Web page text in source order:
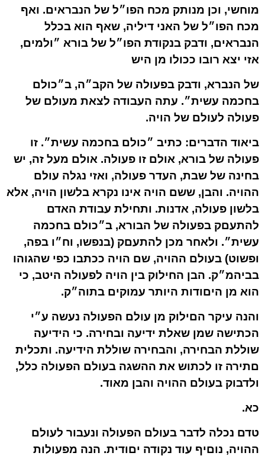
מוחשי, וכן מנותק מכח הפו״ל של הנבראים. ואף
מכח הפו״ל של האני דיליה, שאף הוא בכלל
הנבראים, ודבק בנקודת הפו״ל של בורא ״ולמים,
אזי יצא רובו ככולו מן היש
של הנברא, ודבק בפעולה של הקב״ה, ב״כולם
בחכמה עשית״. עתה העבודה לצאת מעולם של
פעולה לעולם של הויה.
ביאוד הדברים: כתיב ״כולם בחכמה עשית״. זו
פעולה של בורא, אולם זו פעולה. אולם מעל זה, יש
בחינה של שבת, העדר פעולה, ואזי נגלה עולם
ההויה. והבן, ששם הויה אינו נקרא בלשון הויה, אלא
בלשון פעולה, אדנות. ותחילת עבודת האדם
להתעםק בפעולה של הבורא, ב״כולם בחכמה
עשית״. ולאחר מכן להתעםק (בנפשו, וח״ו בפה,
ופשוט) בעולם ההויה, שם הויה ככתבו כפי שהגוהו
בביהמ״ק. הבן החילוק בין הויה לפעולה היטב, כי
הוא מן היםודות היותר עמוקים בתוה״ק.
והנה עיקר הםילוק מן עולם הפעולה נעשה ע״י
הכתישה שמן שאלת ידיעה ובחירה. כי הידיעה
שוללת הבחירה, והבחירה שוללת הידיעה. ותכלית
םתירה זו לכתוש את ההשגה בעולם הפעולה כלל,
ולדבוק בעולם ההויה והבן מאוד.
כא.
טדם נכלה לדבר בעולם הפעולה ונעבור לעולם
ההויה, נוםיף עוד נקודה יםודית. הנה מפעולות